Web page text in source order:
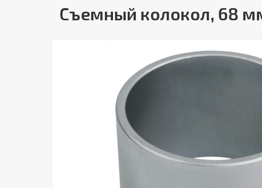
Съемный колокол, 68